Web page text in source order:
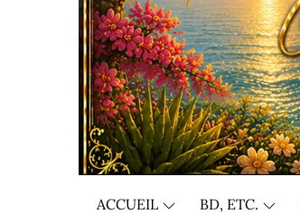
ACCUEIL BD, ETC.